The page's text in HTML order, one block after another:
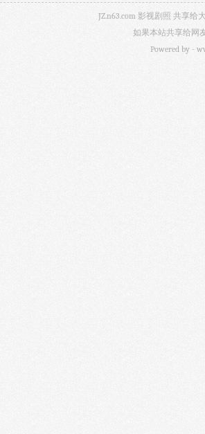
JZ.n63.com 影视剧照 共享
如果本站共享给网
Powered by -